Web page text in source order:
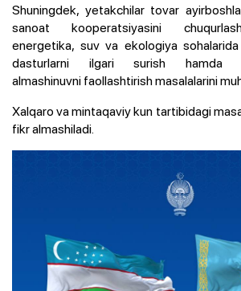
Shuningdek, yetakchilar tovar
sanoat kooperatsiyasini
energetika, suv va ekologiya
dasturlarni ilgari surish hamda
almashinuvni faollashtirish masalalarini
Xalqaro va mintaqaviy kun tartibidagi
fikr almashiladi.